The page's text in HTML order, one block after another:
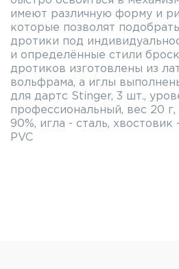
имеют различную форму и
которые позволят
дротики под
и определённые стили
дротиков изготовлены из
вольфрама, а иглы
для дартс Stinger, 3 шт.,
профессиональный, вес 20
90%, игла - сталь,
PVC